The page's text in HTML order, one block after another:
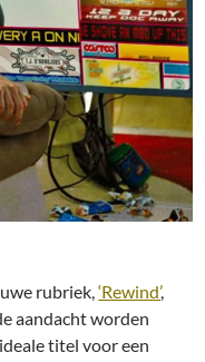
rubriek,‘Rewind’,
aandacht worden
titel voor een